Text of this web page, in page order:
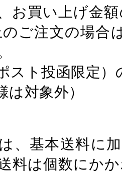
お買い上げ金
ご注文の場合
スト投函限定
対象外）
、基本送料に
料は個数にか